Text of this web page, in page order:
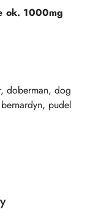
ok. 1000mg
doberman, dog
pudel